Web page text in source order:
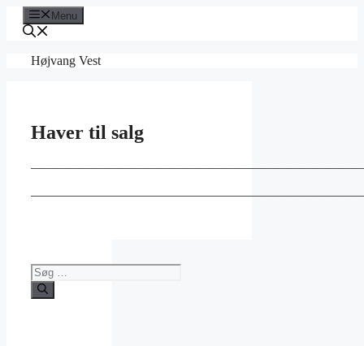
Hop
indhold
Menu
Højvang Vest
Haver til salg
Søg
efter: